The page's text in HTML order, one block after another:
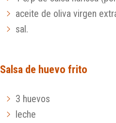
aceite de oliva virgen
sal.
Salsa de huevo frito
3 huevos
leche